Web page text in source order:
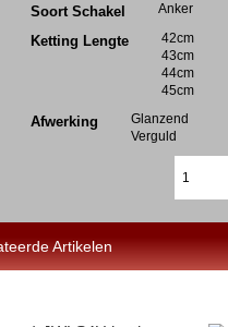
Soort Schakel Anker
Ketting Lengte
42cm
43cm
44cm
45cm
Afwerking
Glanzend
Verguld
Artikelen